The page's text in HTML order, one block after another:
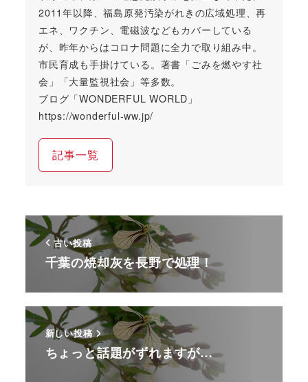
2011年以降、福島原発汚染がれきの広域処理、再
エネ、ワクチン、電磁波などもカバーしている
が、昨年からはコロナ問題に全力で取り組み中。
市民育成も手掛けている。著書「ごみを燃やす社
会」「大量監視社会」等多数。
ブログ「WONDERFUL WORLD」
https://wonderful-ww.jp/
記事一覧
古い投稿
千葉の焼却灰を長野で処理！
新しい投稿
ちょっと話題がずれますが…